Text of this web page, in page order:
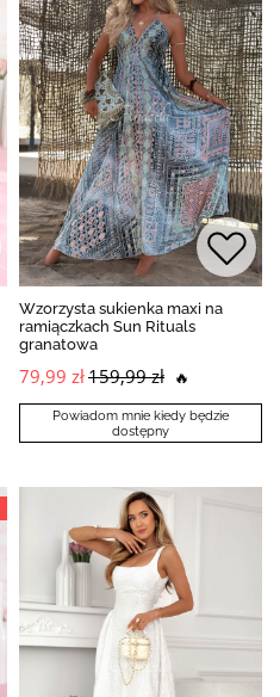
Wzorzysta sukienka maxi na
ramiączkach Sun Rituals
granatowa
79,99 zł159,99 zł 🔥
Powiadom mnie kiedy będzie
dostępny